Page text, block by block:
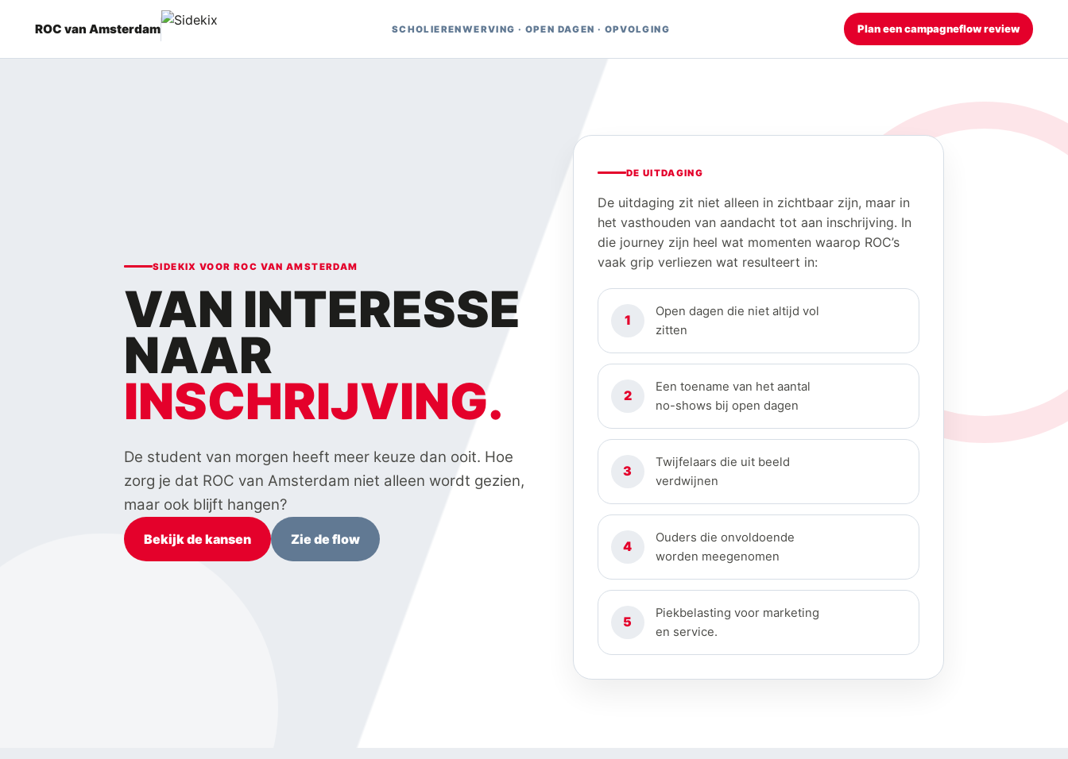
ROC van Amsterdam SCHOLIERENWERVING · OPEN DAGEN · OPVOLGING Plan een campagneflow review
SIDEKIX VOOR ROC VAN AMSTERDAM
VAN INTERESSE
NAAR
INSCHRIJVING.
De student van morgen heeft meer keuze dan ooit. Hoe
zorg je dat ROC van Amsterdam niet alleen wordt gezien,
maar ook blijft hangen?
Bekijk de kansen Zie de flow
DE UITDAGING
De uitdaging zit niet alleen in zichtbaar zijn, maar in
het vasthouden van aandacht tot aan inschrijving. In
die journey zijn heel wat momenten waarop ROC’s
vaak grip verliezen wat resulteert in:
1
Open dagen die niet altijd vol
zitten
2
Een toename van het aantal
no-shows bij open dagen
3
Twijfelaars die uit beeld
verdwijnen
4
Ouders die onvoldoende
worden meegenomen
5
Piekbelasting voor marketing
en service.